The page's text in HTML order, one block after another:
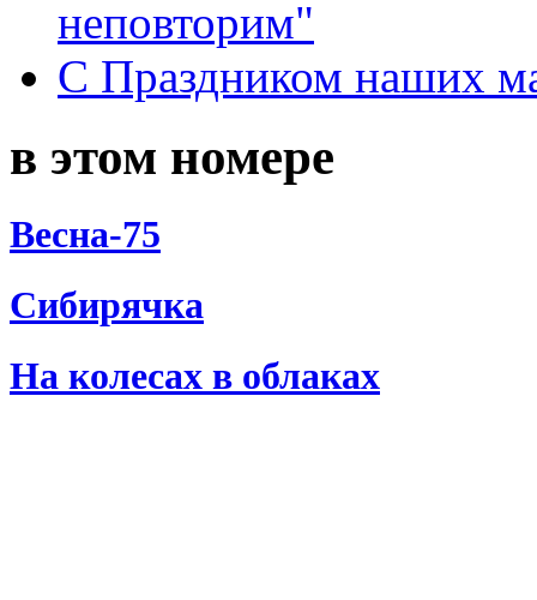
неповторим"
С Праздником наших
в этом номере
Весна-75
Сибирячка
На колесах в облаках